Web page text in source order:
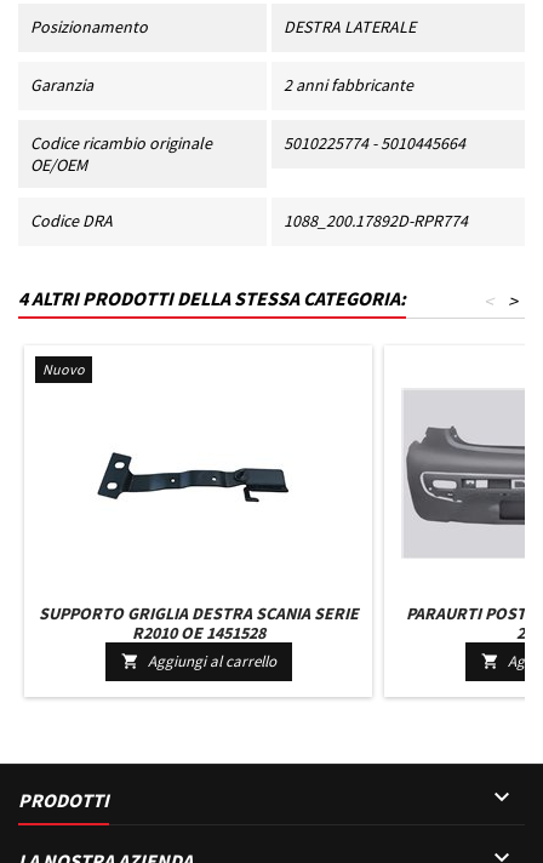
Posizionamento DESTRA LATERALE
Garanzia 2 anni fabbricante
Codice ricambio originale
OE/OEM
5010225774 - 5010445664
Codice DRA 1088_200.17892D-RPR774
4 ALTRI PRODOTTI DELLA STESSA CATEGORIA: >
<
Nuovo
SUPPORTO GRIGLIA DESTRA SCANIA SERIE
R2010 OE 1451528
 Aggiungi al carrello
PARAURTI

PRODOTTI 